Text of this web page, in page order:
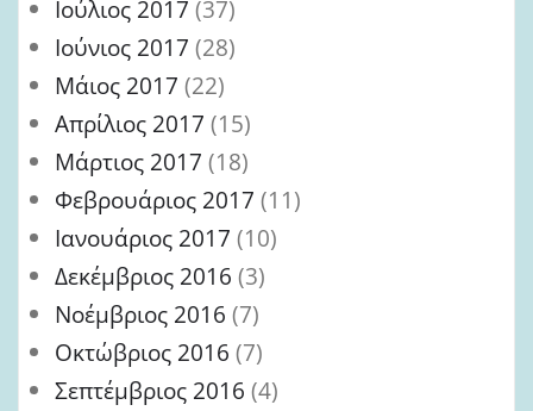
Ιούλιος 2017 (37)
Ιούνιος 2017 (28)
Μάιος 2017 (22)
Απρίλιος 2017 (15)
Μάρτιος 2017 (18)
Φεβρουάριος 2017 (11)
Ιανουάριος 2017 (10)
Δεκέμβριος 2016 (3)
Νοέμβριος 2016 (7)
Οκτώβριος 2016 (7)
Σεπτέμβριος 2016 (4)